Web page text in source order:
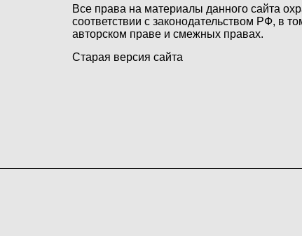
Все права на материалы данного сайта
соответствии с законодательством РФ, в
авторском праве и смежных правах.
Старая версия сайта